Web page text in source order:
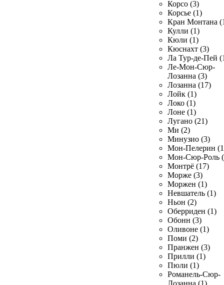
Корсо (3)
Корсье (1)
Кран Монтана
Кулли (1)
Кюли (1)
Кюснахт (3)
Ла Тур-де-Пей
Ле-Мон-Сюр-
Лозанна (3)
Лозанна (17)
Лойк (1)
Локо (1)
Лоне (1)
Лугано (21)
Ми (2)
Минузио (3)
Мон-Пелерин
Мон-Сюр-Роль
Монтрё (17)
Морже (3)
Моржен (1)
Невшатель (1)
Ньон (2)
Оберриден (1)
Обонн (3)
Оливоне (1)
Поми (2)
Пранжен (3)
Прилли (1)
Пюли (1)
Романель-Сюр-
Лозанна (1)